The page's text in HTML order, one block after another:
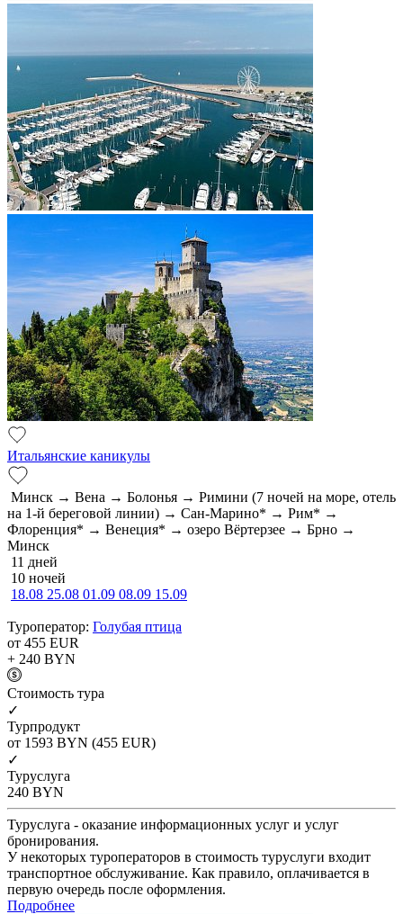
Итальянские каникулы
Минск → Вена → Болонья → Римини (7 ночей на море, отель
на 1-й береговой линии) → Сан-Марино* → Рим* →
Флоренция* → Венеция* → озеро Вёртерзее → Брно →
Минск
11 дней
10 ночей
18.08 25.08 01.09 08.09 15.09
Туроператор: Голубая птица
от 455 EUR
+ 240 BYN
Cтоимость тура
✓
Турпродукт
от 1593 BYN (455 EUR)
✓
Туруслуга
240 BYN
Туруслуга - оказание информационных услуг и услуг
бронирования.
У некоторых туроператоров в стоимость туруслуги входит
транспортное обслуживание. Как правило, оплачивается в
первую очередь после оформления.
Подробнее